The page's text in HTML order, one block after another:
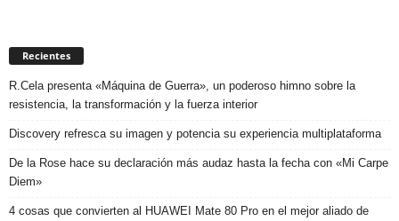
Recientes
R.Cela presenta «Máquina de Guerra», un poderoso himno sobre la
resistencia, la transformación y la fuerza interior
Discovery refresca su imagen y potencia su experiencia multiplataforma
De la Rose hace su declaración más audaz hasta la fecha con «Mi Carpe
Diem»
4 cosas que convierten al HUAWEI Mate 80 Pro en el mejor aliado de